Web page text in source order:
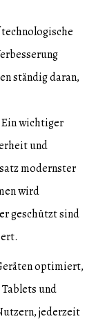
ständig daran,
wichtiger
und
modernster
wird
geschützt sind
optimiert,
und
jederzeit